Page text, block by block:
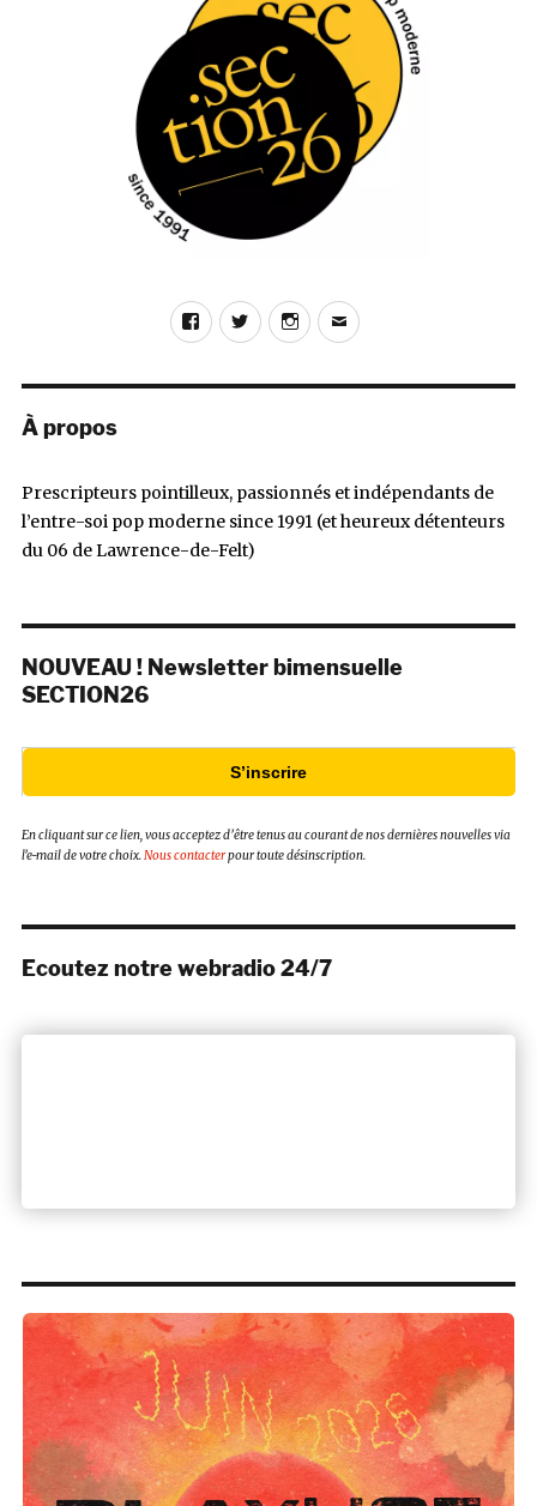
Dream
Along
To
(Kool
Kat
Musik)
FacebookTwitterInstagram
E-
À propos
Prescripteurs pointilleux, passionnés et indépendants de
l’entre-soi pop moderne since 1991 (et heureux détenteurs
du 06 de Lawrence-de-Felt)
NOUVEAU ! Newsletter bimensuelle
SECTION26
S’inscrire
En cliquant sur ce lien, vous acceptez d’être tenus au courant de nos dernières nouvelles via
l’e-mail de votre choix.Nous contacterpour toute désinscription.
Ecoutez notre webradio 24/7